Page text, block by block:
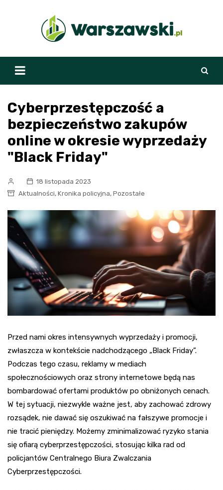
Cyberprzestępczość a
bezpieczeństwo zakupów
online w okresie wyprzedaży
"Black Friday"
18 listopada 2023
Aktualności, Kronika policyjna, Pozostałe
Przed nami okres intensywnych wyprzedaży i promocji,
zwłaszcza w kontekście nadchodzącego „Black Friday”.
Podczas tego czasu, reklamy w mediach
społecznościowych oraz strony internetowe będą nas
bombardować ofertami produktów po obniżonych cenach.
W tej sytuacji, niezwykle ważne jest, aby zachować zdrowy
rozsądek, nie dawać się oszukiwać na fałszywe promocje i
nie tracić pieniędzy. Możemy zminimalizować ryzyko stania
się ofiarą cyberprzestępczości, stosując kilka rad od
policjantów Centralnego Biura Zwalczania
Cyberprzestępczości.